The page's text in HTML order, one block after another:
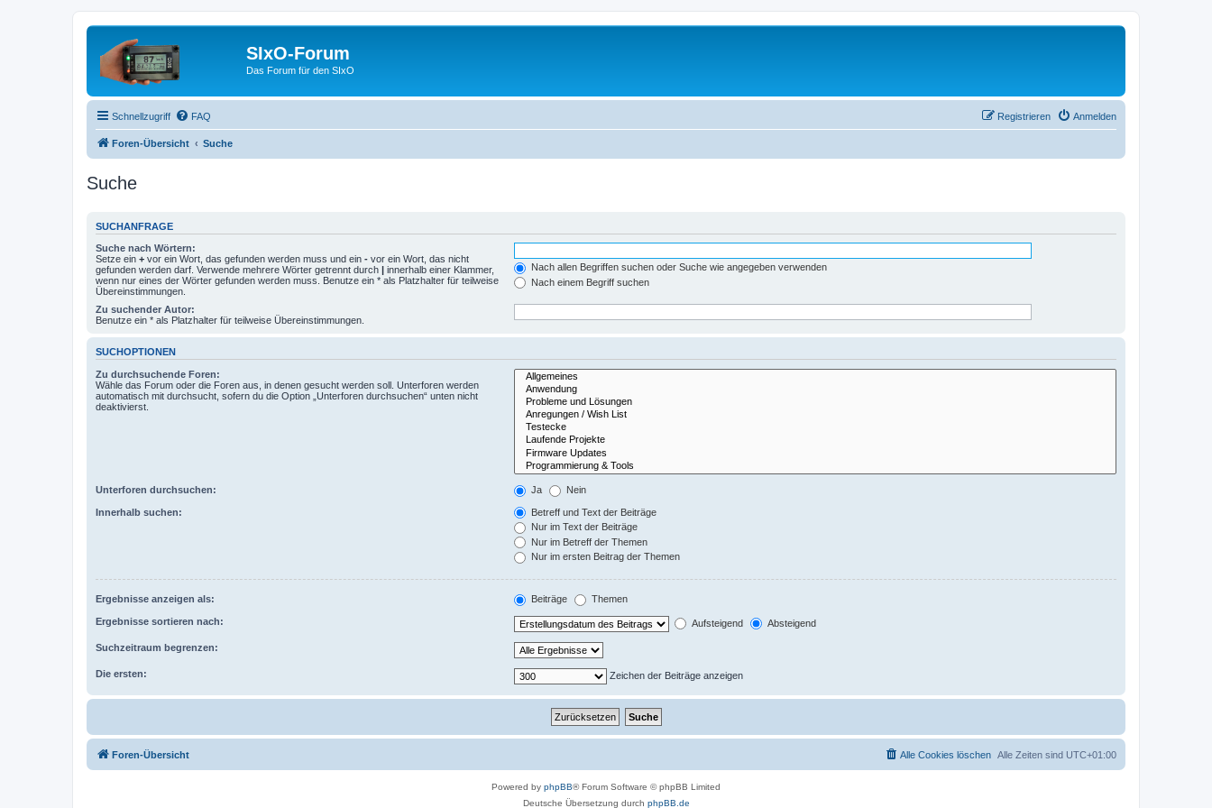
SIxO-Forum
Das Forum für den SIxO
Schnellzugriff FAQ Anmelden
Registrieren
Foren-Übersicht Suche
Suche
SUCHANFRAGE
Suche nach Wörtern:
Setze ein + vor ein Wort, das gefunden werden muss und ein - vor ein Wort, das nicht
gefunden werden darf. Verwende mehrere Wörter getrennt durch | innerhalb einer Klammer,
wenn nur eines der Wörter gefunden werden muss. Benutze ein * als Platzhalter für teilweise
Übereinstimmungen.
Nach allen Begriffen suchen oder Suche wie angegeben verwenden
Nach einem Begriff suchen
Zu suchender Autor:
Benutze ein * als Platzhalter für teilweise Übereinstimmungen.
SUCHOPTIONEN
Zu durchsuchende Foren:
Wähle das Forum oder die Foren aus, in denen gesucht werden soll. Unterforen werden
automatisch mit durchsucht, sofern du die Option „Unterforen durchsuchen“ unten nicht
deaktivierst.
Unterforen durchsuchen: Ja Nein
Innerhalb suchen:
Betreff und Text der Beiträge
Nur im Text der Beiträge
Nur im Betreff der Themen
Nur im ersten Beitrag der Themen
Ergebnisse anzeigen als: Beiträge Themen
Ergebnisse sortieren nach: Aufsteigend Absteigend
Suchzeitraum begrenzen:
Die ersten: Zeichen der Beiträge anzeigen
Foren-Übersicht Alle Zeiten sind UTC+01:00
Alle Cookies löschen
Powered by phpBB® Forum Software © phpBB Limited
Deutsche Übersetzung durch phpBB.de